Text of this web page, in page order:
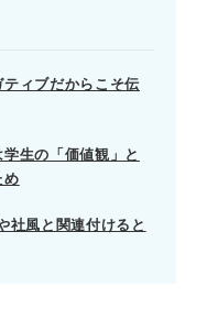
回答にする。
ける。
由
方
例文
すコツ
ティブだからこそ伝
生の「価値観」と
め
社風と関連付けると